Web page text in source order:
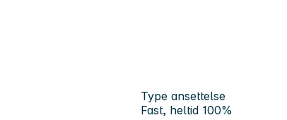
Type ansettelse
Fast, heltid 100%